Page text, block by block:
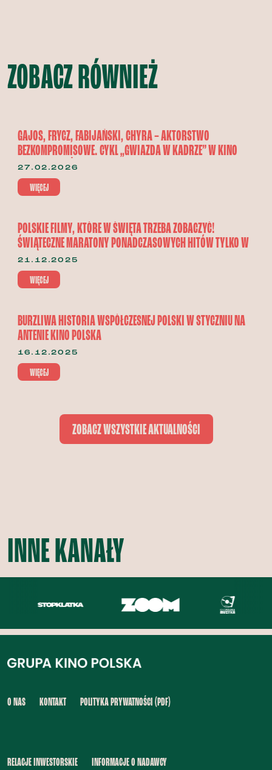
ZOBACZ RÓWNIEŻ
GAJOS, FRYCZ, FABIJAŃSKI, CHYRA – AKTORSTWO
BEZKOMPROMISOWE. CYKL „GWIAZDA W KADRZE” W KINO
POLSKA W KAŻDY PIĄTEK MARCA.
27.02.2026
WIĘCEJ
POLSKIE FILMY, KTÓRE W ŚWIĘTA TRZEBA ZOBACZYĆ!
ŚWIĄTECZNE MARATONY PONADCZASOWYCH HITÓW TYLKO W
KINO POLSKA.
21.12.2025
WIĘCEJ
BURZLIWA HISTORIA WSPÓŁCZESNEJ POLSKI W STYCZNIU NA
ANTENIE KINO POLSKA
16.12.2025
WIĘCEJ
ZOBACZ WSZYSTKIE AKTUALNOŚCI
INNE KANAŁY
O NAS KONTAKT POLITYKA PRYWATNOŚCI (PDF)
RELACJE INWESTORSKIE INFORMACJE O NADAWCY